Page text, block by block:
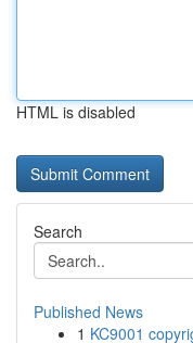
HTML is disabled
Search
Published News
1 KC9001